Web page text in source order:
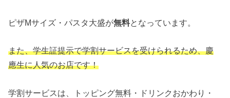
ピザMサイズ・パスタ大盛が無料となっています。
また、学生証提示で学割サービスを受けられるため、慶
應生に人気のお店です！
学割サービスは、トッピング無料・ドリンクおかわり・